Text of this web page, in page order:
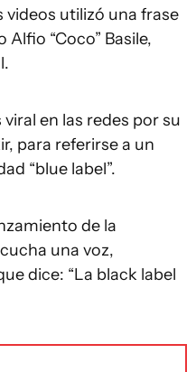
videos utilizó una frase
“Coco” Basile,
en las redes por su
para referirse a un
“blue label”.
de la
una voz,
dice: “La black label